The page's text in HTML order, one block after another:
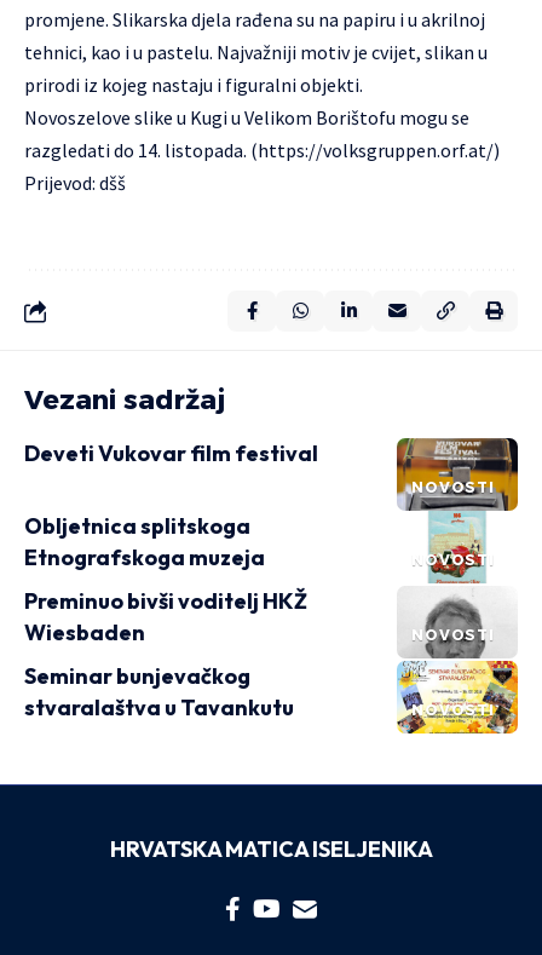
promjene. Slikarska djela rađena su na papiru i u akrilnoj
tehnici, kao i u pastelu. Najvažniji motiv je cvijet, slikan u
prirodi iz kojeg nastaju i figuralni objekti.
Novoszelove slike u Kugi u Velikom Borištofu mogu se
razgledati do 14. listopada. (https://volksgruppen.orf.at/)
Prijevod: dšš
Vezani sadržaj
NOVOSTI
Deveti Vukovar film festival
NOVOSTI
Obljetnica splitskoga
Etnografskoga muzeja
NOVOSTI
Preminuo bivši voditelj HKŽ
Wiesbaden
NOVOSTI
Seminar bunjevačkog
stvaralaštva u Tavankutu
HRVATSKA MATICA ISELJENIKA